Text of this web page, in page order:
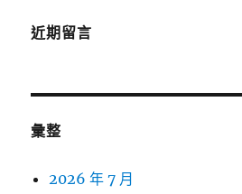
近期留言
彙整
2026 年 7 月